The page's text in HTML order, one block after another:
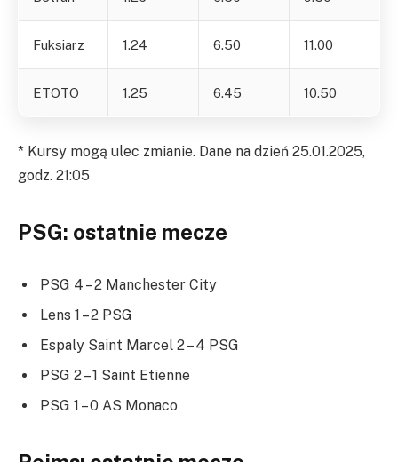
Fuksiarz 1.24 6.50 11.00
ETOTO 1.25 6.45 10.50
* Kursy mogą ulec zmianie. Dane na dzień 25.01.2025,
godz. 21:05
PSG: ostatnie mecze
PSG 4 – 2 Manchester City
Lens 1 – 2 PSG
Espaly Saint Marcel 2 – 4 PSG
PSG 2 – 1 Saint Etienne
PSG 1 – 0 AS Monaco